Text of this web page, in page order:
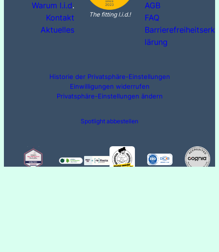
Warum l.i.d.
Kontakt
Aktuelles
The fitting l.i.d.!
AGB
FAQ
Barrierefreiheitserk
lärung
Historie der Privatsphäre-Einstellungen
Einwilligungen widerrufen
Privatsphäre-Einstellungen ändern
Spotlight abbestellen